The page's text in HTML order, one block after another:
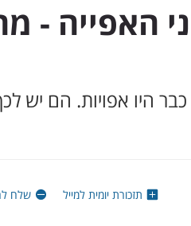
האפייה -
היו אפויות. הם יש
תזכורת יומית למייל שלח